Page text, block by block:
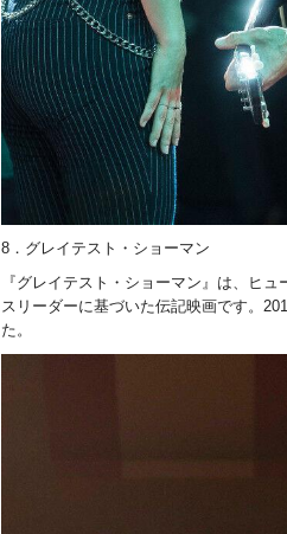
8．グレイテスト・ショーマン
『グレイテスト・ショーマン』は、ヒ
スリーダーに基づいた伝記映画です。
た。